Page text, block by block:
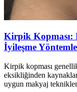
Kirpik Kopması:
İyileşme
Kirpik kopması
eksikliğinden
uygun makyaj